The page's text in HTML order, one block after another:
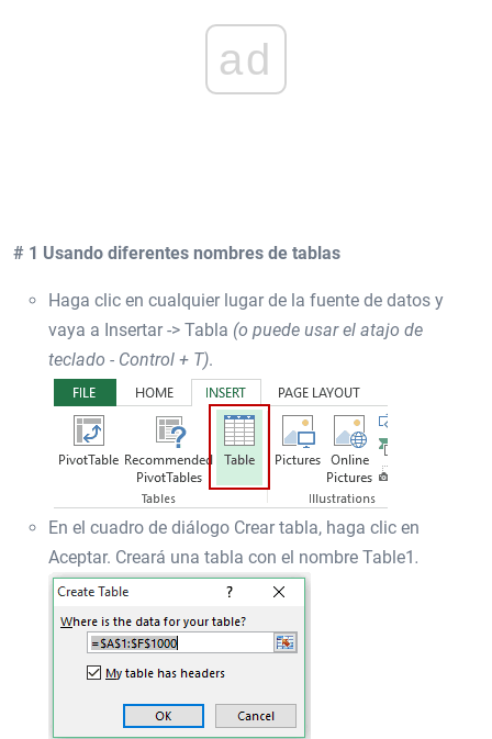
ad
# 1 Usando diferentes nombres de tablas
Haga clic en cualquier lugar de la fuente de datos y
vaya a Insertar -> Tabla (o puede usar el atajo de
teclado - Control + T).
En el cuadro de diálogo Crear tabla, haga clic en
Aceptar. Creará una tabla con el nombre Table1.